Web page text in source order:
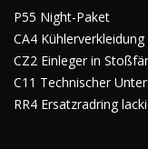
P55 Night-Paket
CA4
CZ2 Einleger in
C11 Technischer
RR4 Ersatzradring